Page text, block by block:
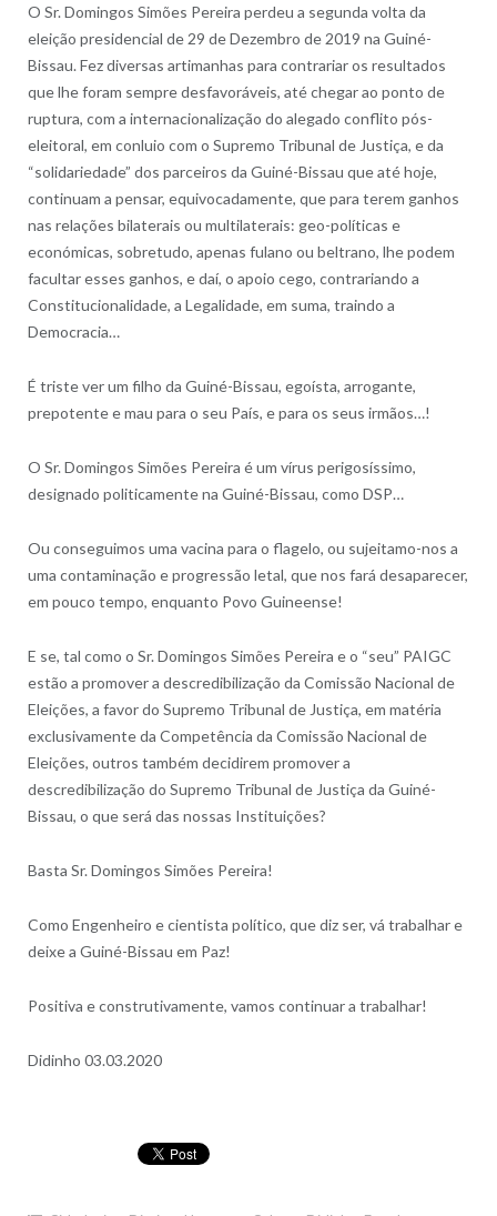
O Sr. Domingos Simões Pereira perdeu a segunda volta da
eleição presidencial de 29 de Dezembro de 2019 na Guiné-
Bissau. Fez diversas artimanhas para contrariar os resultados
que lhe foram sempre desfavoráveis, até chegar ao ponto de
ruptura, com a internacionalização do alegado conflito pós-
eleitoral, em conluio com o Supremo Tribunal de Justiça, e da
“solidariedade” dos parceiros da Guiné-Bissau que até hoje,
continuam a pensar, equivocadamente, que para terem ganhos
nas relações bilaterais ou multilaterais: geo-políticas e
económicas, sobretudo, apenas fulano ou beltrano, lhe podem
facultar esses ganhos, e daí, o apoio cego, contrariando a
Constitucionalidade, a Legalidade, em suma, traindo a
Democracia…
É triste ver um filho da Guiné-Bissau, egoísta, arrogante,
prepotente e mau para o seu País, e para os seus irmãos…!
O Sr. Domingos Simões Pereira é um vírus perigosíssimo,
designado politicamente na Guiné-Bissau, como DSP…
Ou conseguimos uma vacina para o flagelo, ou sujeitamo-nos a
uma contaminação e progressão letal, que nos fará desaparecer,
em pouco tempo, enquanto Povo Guineense!
E se, tal como o Sr. Domingos Simões Pereira e o “seu” PAIGC
estão a promover a descredibilização da Comissão Nacional de
Eleições, a favor do Supremo Tribunal de Justiça, em matéria
exclusivamente da Competência da Comissão Nacional de
Eleições, outros também decidirem promover a
descredibilização do Supremo Tribunal de Justiça da Guiné-
Bissau, o que será das nossas Instituições?
Basta Sr. Domingos Simões Pereira!
Como Engenheiro e cientista político, que diz ser, vá trabalhar e
deixe a Guiné-Bissau em Paz!
Positiva e construtivamente, vamos continuar a trabalhar!
Didinho 03.03.2020